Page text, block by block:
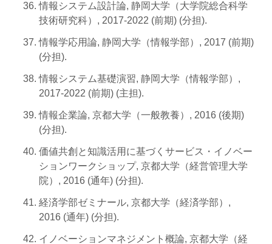
情報システム設計論, 静岡大学（大学院総合科学
技術研究科）, 2017-2022 (前期) (分担).
情報学応用論, 静岡大学（情報学部）, 2017 (前期)
(分担).
情報システム基礎演習, 静岡大学（情報学部）,
2017-2022 (前期) (主担).
情報企業論, 京都大学（一般教養）, 2016 (後期)
(分担).
価値共創と知識活用に基づくサービス・イノベー
ションワークショップ, 京都大学（経営管理大学
院）, 2016 (通年) (分担).
経済学部ゼミナール, 京都大学（経済学部）,
2016 (通年) (分担).
イノベーションマネジメント概論, 京都大学（経